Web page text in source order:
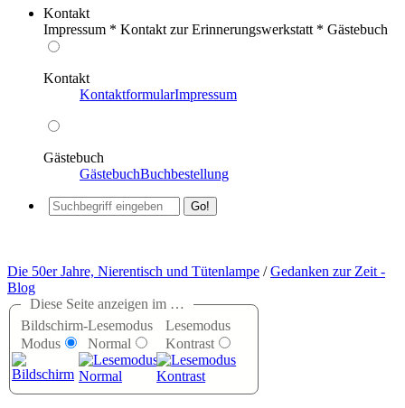
Kontakt
Impressum * Kontakt zur Erinnerungswerkstatt * Gästebuch
Kontakt
KontaktformularImpressum
Gästebuch
GästebuchBuchbestellung
Die 50er Jahre, Nierentisch und Tütenlampe /Gedanken zur Zeit -
Blog
Diese Seite anzeigen im …
Bildschirm-
Modus
Lesemodus
Normal
Lesemodus
Kontrast